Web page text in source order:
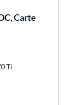
Carte
Ti